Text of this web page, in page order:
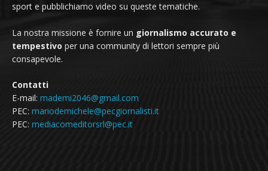
sport e pubblichiamo video su queste tematiche.
La nostra missione è fornire un giornalismo accurato e
tempestivo per una community di lettori sempre più
consapevole.
Contatti
E-mail: mademi2046@gmail.com
PEC: mariodemichele@pecgiornalisti.it
PEC: mediacomeditorsrl@pec.it